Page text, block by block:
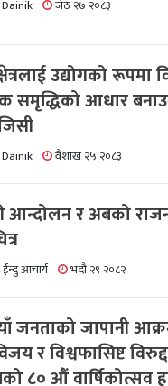
जेठ २७ २०८३
उद्योगको रूपमा
समृद्धिको आधार
वैशाख २५ २०८३
आन्दोलन र अबको
ईन्दु आचार्य भदौ २९ २०८२
जनताको जापानी
र विश्वफासिष्ट
८० औं वार्षिकोत्सव